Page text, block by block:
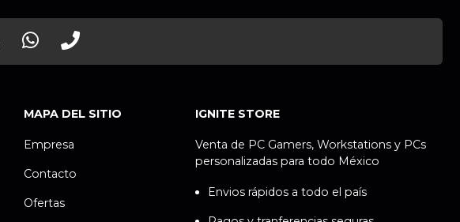
MAPA DEL SITIO
Empresa
Contacto
Ofertas
IGNITE STORE
Venta de PC Gamers, Workstations y PCs
personalizadas para todo México
Envios rápidos a todo el país